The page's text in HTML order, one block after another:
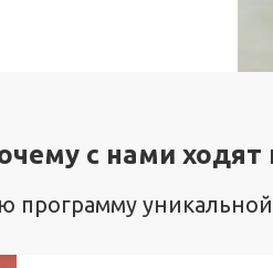
с нами ходят
уникальной